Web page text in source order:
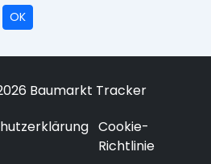
OK
Baumarkt Tracker
Cookie-
Richtlinie